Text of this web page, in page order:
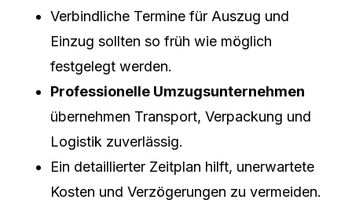
Verbindliche Termine für Auszug und
Einzug sollten so früh wie möglich
festgelegt werden.
Professionelle Umzugsunternehmen
übernehmen Transport, Verpackung und
Logistik zuverlässig.
Ein detaillierter Zeitplan hilft, unerwartete
Kosten und Verzögerungen zu vermeiden.